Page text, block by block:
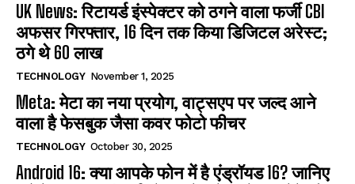
UK News: रिटायर्ड इंस्पेक्टर को ठगने वाला फर्जी CBI
अफसर गिरफ्तार, 16 दिन तक किया डिजिटल अरेस्ट;
ठगे थे 60 लाख
TECHNOLOGY November 1, 2025
Meta: मेटा का नया प्रयोग, वाट्सएप पर जल्द आने
वाला है फेसबुक जैसा कवर फोटो फीचर
TECHNOLOGY October 30, 2025
Android 16: क्या आपके फोन में है एंड्रॉयड 16? जानिए